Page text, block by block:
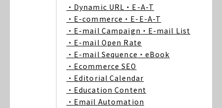
・Dynamic URL ・E-A-T
・E-commerce ・E-E-A-T
・E-mail Campaign ・E-mail List
・E-mail Open Rate
・E-mail Sequence ・eBook
・Ecommerce SEO
・Editorial Calendar
・Education Content
・Email Automation